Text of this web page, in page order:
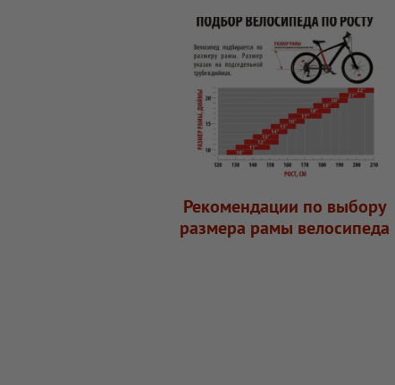
Рекомендации по выбору
размера рамы велосипеда